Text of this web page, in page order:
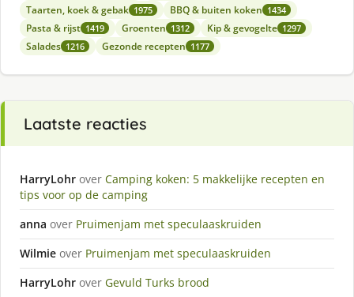
Taarten, koek & gebak 1975 BBQ & buiten koken 1434
Pasta & rijst 1419 Groenten 1312 Kip & gevogelte 1297
Salades 1216 Gezonde recepten 1177
Laatste reacties
HarryLohr over Camping koken: 5 makkelijke recepten en
tips voor op de camping
anna over Pruimenjam met speculaaskruiden
Wilmie over Pruimenjam met speculaaskruiden
HarryLohr over Gevuld Turks brood